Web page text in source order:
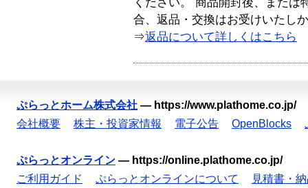
ください。 商品開封後、または
合、返品・交換はお受けいたし
⇒返品について詳しくはこちら
ぷらっとホーム株式会社 — https://www.plathome.co.jp/
会社概要
株主・投資家情報 電子公告 OpenBlocks
ぷらっとオンライン — https://online.plathome.co.jp/
ご利用ガイド
ぷらっとオンラインについて
見積書・